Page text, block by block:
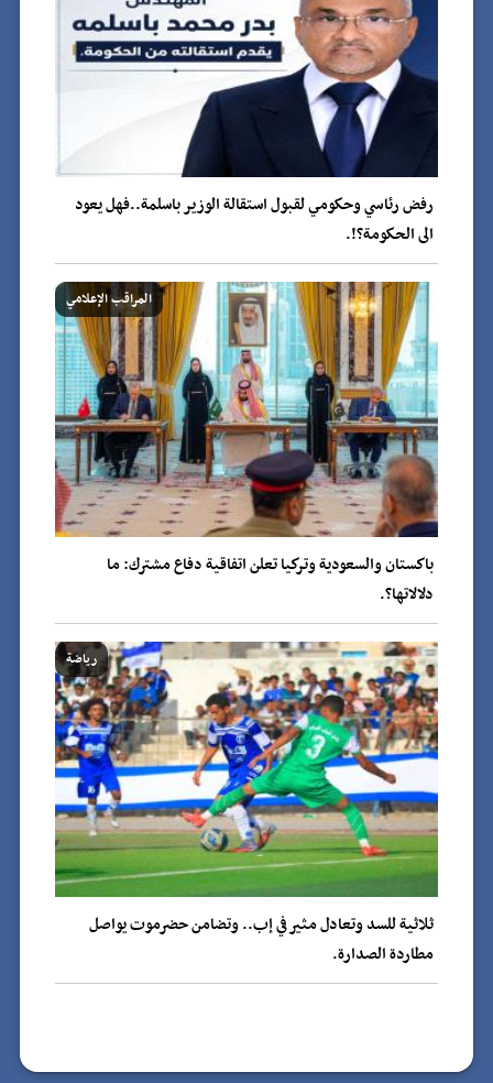
رفض رئاسي وحكومي لقبول استقالة الوزير باسلمة..فهل يعود
الى الحكومة؟!.
المراقب الإعلامي
باكستان والسعودية وتركيا تعلن اتفاقية دفاع مشترك: ما
دلالاتها؟.
رياضة
ثلاثية للسد وتعادل مثير في إب.. وتضامن حضرموت يواصل
مطاردة الصدارة.